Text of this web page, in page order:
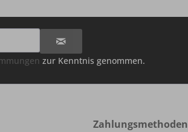
zur Kenntnis genommen.
Zahlungsmethoden